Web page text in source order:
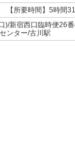
所要時間】5時間
宿西口臨時便26番
ンター/古川駅